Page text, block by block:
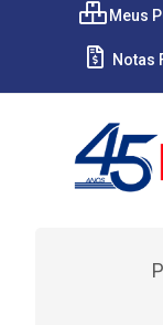
Meus
Notas